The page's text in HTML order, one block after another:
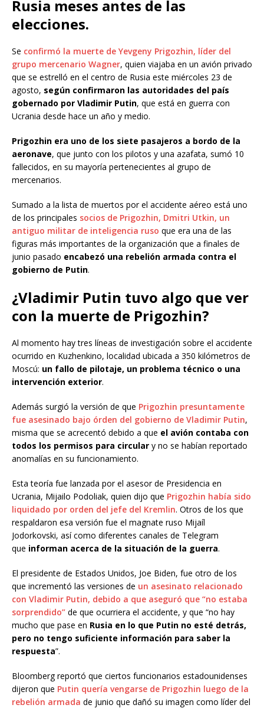
Rusia meses antes de las
elecciones.
Se confirmó la muerte de Yevgeny Prigozhin, líder del
grupo mercenario Wagner, quien viajaba en un avión privado
que se estrelló en el centro de Rusia este miércoles 23 de
agosto, según confirmaron las autoridades del país
gobernado por Vladimir Putin, que está en guerra con
Ucrania desde hace un año y medio.
Prigozhin era uno de los siete pasajeros a bordo de la
aeronave, que junto con los pilotos y una azafata, sumó 10
fallecidos, en su mayoría pertenecientes al grupo de
mercenarios.
Sumado a la lista de muertos por el accidente aéreo está uno
de los principales socios de Prigozhin, Dmitri Utkin, un
antiguo militar de inteligencia ruso que era una de las
figuras más importantes de la organización que a finales de
junio pasado encabezó una rebelión armada contra el
gobierno de Putin.
¿Vladimir Putin tuvo algo que ver
con la muerte de Prigozhin?
Al momento hay tres líneas de investigación sobre el accidente
ocurrido en Kuzhenkino, localidad ubicada a 350 kilómetros de
Moscú: un fallo de pilotaje, un problema técnico o una
intervención exterior.
Además surgió la versión de que Prigozhin presuntamente
fue asesinado bajo órden del gobierno de Vladimir Putin,
misma que se acrecentó debido a que el avión contaba con
todos los permisos para circular y no se habían reportado
anomalías en su funcionamiento.
Esta teoría fue lanzada por el asesor de Presidencia en
Ucrania, Mijailo Podoliak, quien dijo que Prigozhin había sido
liquidado por orden del jefe del Kremlin. Otros de los que
respaldaron esa versión fue el magnate ruso Mijaíl
Jodorkovski, así como diferentes canales de Telegram
que informan acerca de la situación de la guerra.
El presidente de Estados Unidos, Joe Biden, fue otro de los
que incrementó las versiones de un asesinato relacionado
con Vladimir Putin, debido a que aseguró que “no estaba
sorprendido” de que ocurriera el accidente, y que “no hay
mucho que pase en Rusia en lo que Putin no esté detrás,
pero no tengo suficiente información para saber la
respuesta”.
Bloomberg reportó que ciertos funcionarios estadounidenses
dijeron que Putin quería vengarse de Prigozhin luego de la
rebelión armada de junio que dañó su imagen como líder del